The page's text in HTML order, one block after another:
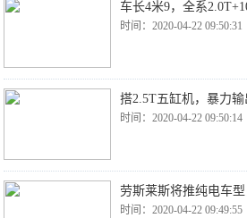
车长4米9，全系
时间：2020-04-22 09:50:31
搭2.5T五缸机，暴力
时间：2020-04-22 09:50:14
劳斯莱斯将推纯电车
时间：2020-04-22 09:49:55